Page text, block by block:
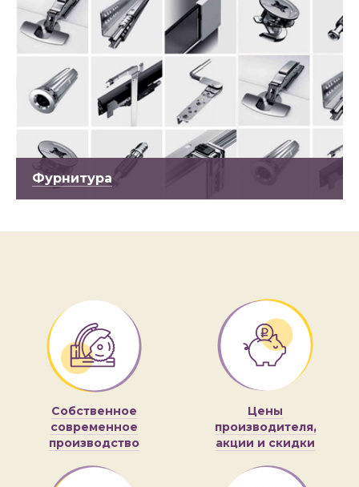
Фурнитура
Собственное
современное
производство
Цены
производителя,
акции и скидки